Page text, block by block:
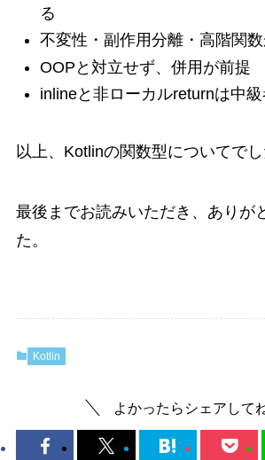
る
不変性・副作用分離・高階関
OOPと対立せず、併用が前提
inlineと非ローカルreturnは中
以上、Kotlinの関数型についてでし
最後までお読みいただき、ありが
た。
Kotlin
よかったらシェアして